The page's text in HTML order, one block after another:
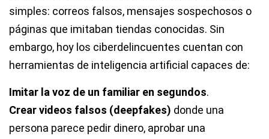
simples: correos falsos, mensajes sospechosos o
páginas que imitaban tiendas conocidas. Sin
embargo, hoy los ciberdelincuentes cuentan con
herramientas de inteligencia artificial capaces de:
Imitar la voz de un familiar en segundos.
Crear videos falsos (deepfakes) donde una
persona parece pedir dinero, aprobar una